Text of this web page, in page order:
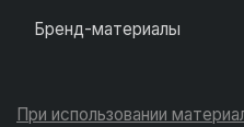
Бренд-материалы
При использовании